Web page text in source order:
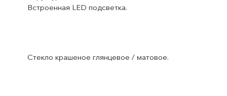
Встроенная LED подсветка.
Стекло крашеное глянцевое / матовое.